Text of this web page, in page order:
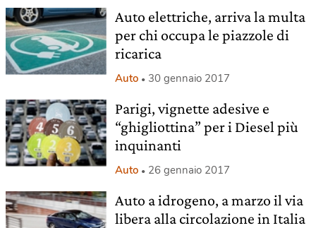
Auto elettriche, arriva la multa
per chi occupa le piazzole di
ricarica
Auto 30 gennaio 2017
Parigi, vignette adesive e
“ghigliottina” per i Diesel più
inquinanti
Auto 26 gennaio 2017
Auto a idrogeno, a marzo il via
libera alla circolazione in Italia